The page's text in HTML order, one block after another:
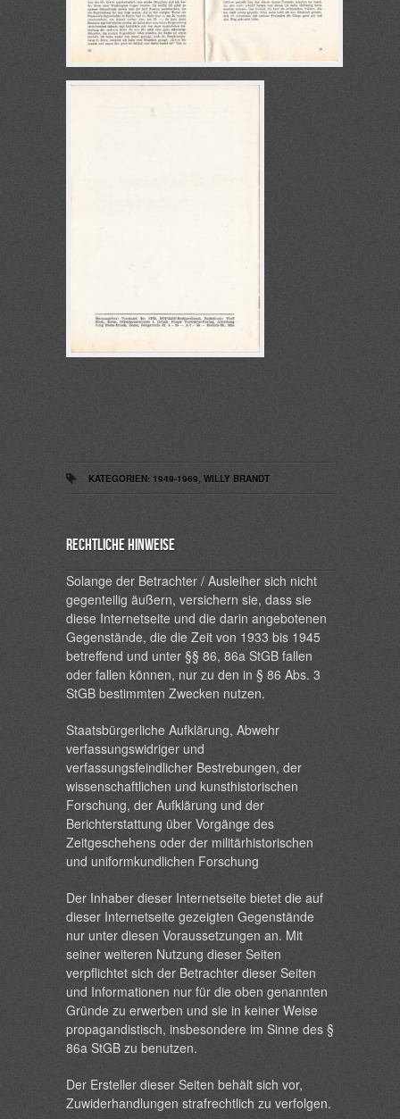
KATEGORIEN: 1949-1969, WILLY BRANDT
Rechtliche Hinweise
Solange der Betrachter / Ausleiher sich nicht
gegenteilig äußern, versichern sie, dass sie
diese Internetseite und die darin angebotenen
Gegenstände, die die Zeit von 1933 bis 1945
betreffend und unter §§ 86, 86a StGB fallen
oder fallen können, nur zu den in § 86 Abs. 3
StGB bestimmten Zwecken nutzen.
Staatsbürgerliche Aufklärung, Abwehr
verfassungswidriger und
verfassungsfeindlicher Bestrebungen, der
wissenschaftlichen und kunsthistorischen
Forschung, der Aufklärung und der
Berichterstattung über Vorgänge des
Zeitgeschehens oder der militärhistorischen
und uniformkundlichen Forschung
Der Inhaber dieser Internetseite bietet die auf
dieser Internetseite gezeigten Gegenstände
nur unter diesen Voraussetzungen an. Mit
seiner weiteren Nutzung dieser Seiten
verpflichtet sich der Betrachter dieser Seiten
und Informationen nur für die oben genannten
Gründe zu erwerben und sie in keiner Weise
propagandistisch, insbesondere im Sinne des §
86a StGB zu benutzen.
Der Ersteller dieser Seiten behält sich vor,
Zuwiderhandlungen strafrechtlich zu verfolgen.